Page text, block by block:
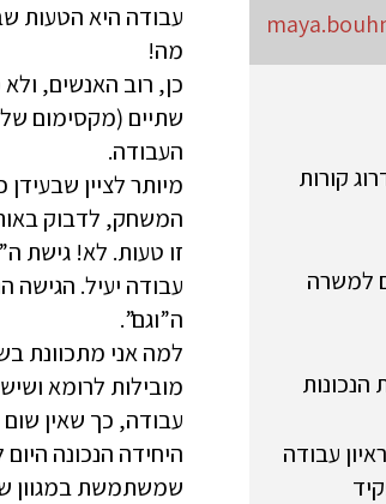
עבודה היא הטעות
מה!
כן, רוב האנשים,
שתיים (מקסימום
העבודה.
מיותר לציין
זו טעות. לא! גישת
עבודה יעיל. הגישה
ה”וגם”.
למה אני מתכוונת
מובילות לרומא
עבודה, כך שאין
היחידה הנכונה
שמשתמשת במגוון
קורות
למשרה
הנכונות
עבודה